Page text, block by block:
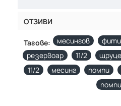
ОТЗИВИ
Тагове: месингов
резервоар
11/2
11/2
месинг помпи
помпи